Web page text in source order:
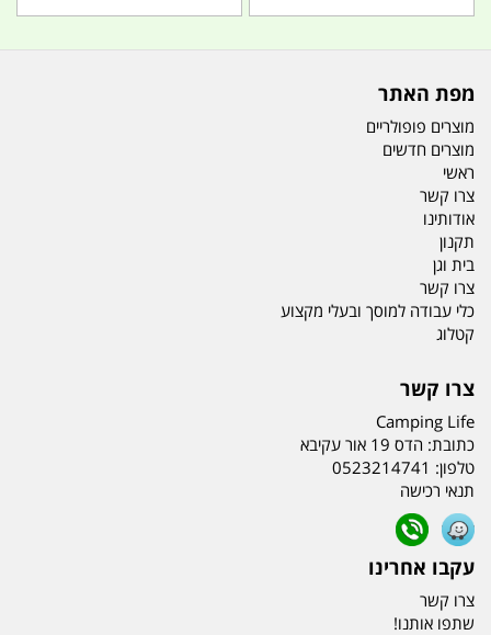
מפת האתר
מוצרים פופולריים
מוצרים חדשים
ראשי
צרו קשר
אודותינו
תקנון
בית וגן
צרו קשר
כלי עבודה למוסך ובעלי מקצוע
קטלוג
צרו קשר
Camping Life
כתובת: הדס 19 אור עקיבא
טלפון: 0523214741
תנאי רכישה
עקבו אחרינו
צרו קשר
שתפו אותנו!